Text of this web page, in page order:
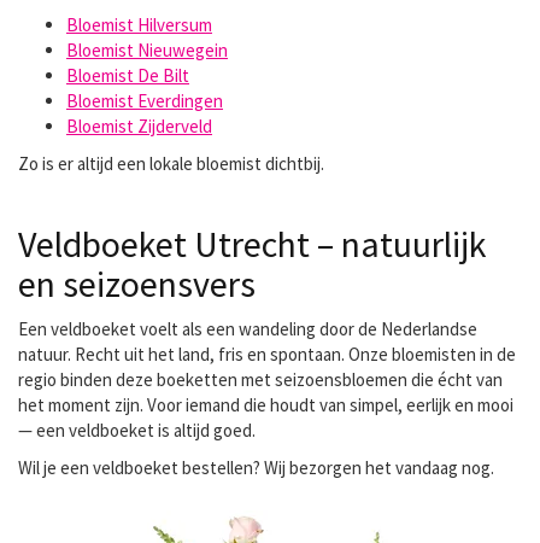
Bloemist Hilversum
Bloemist Nieuwegein
Bloemist De Bilt
Bloemist Everdingen
Bloemist Zijderveld
Zo is er altijd een lokale bloemist dichtbij.
Veldboeket Utrecht – natuurlijk
en seizoensvers
Een veldboeket voelt als een wandeling door de Nederlandse
natuur. Recht uit het land, fris en spontaan. Onze bloemisten in de
regio binden deze boeketten met seizoensbloemen die écht van
het moment zijn. Voor iemand die houdt van simpel, eerlijk en mooi
— een veldboeket is altijd goed.
Wil je een veldboeket bestellen? Wij bezorgen het vandaag nog.